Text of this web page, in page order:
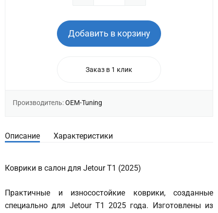
Добавить в корзину
Заказ в 1 клик
Производитель:OEM-Tuning
Описание Характеристики
Коврики в салон для Jetour T1 (2025)
Практичные и износостойкие коврики, созданные
специально для Jetour T1 2025 года. Изготовлены из